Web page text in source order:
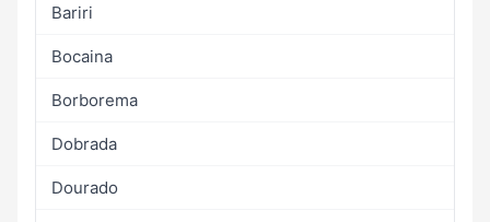
Bariri
Bocaina
Borborema
Dobrada
Dourado